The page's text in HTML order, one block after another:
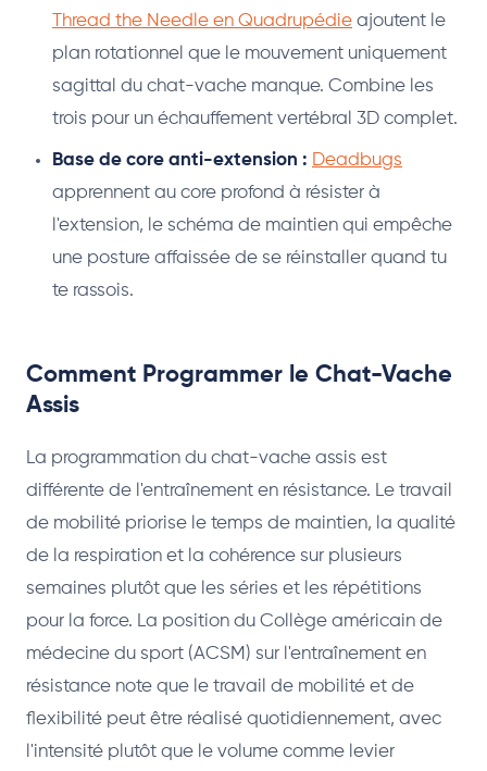
Thread the Needle en Quadrupédie ajoutent le
plan rotationnel que le mouvement uniquement
sagittal du chat-vache manque. Combine les
trois pour un échauffement vertébral 3D complet.
Base de core anti-extension : Deadbugs
apprennent au core profond à résister à
l'extension, le schéma de maintien qui empêche
une posture affaissée de se réinstaller quand tu
te rassois.
Comment Programmer le Chat-Vache
Assis
La programmation du chat-vache assis est
différente de l'entraînement en résistance. Le travail
de mobilité priorise le temps de maintien, la qualité
de la respiration et la cohérence sur plusieurs
semaines plutôt que les séries et les répétitions
pour la force. La position du Collège américain de
médecine du sport (ACSM) sur l'entraînement en
résistance note que le travail de mobilité et de
flexibilité peut être réalisé quotidiennement, avec
l'intensité plutôt que le volume comme levier